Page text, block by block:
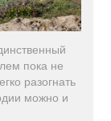
пока не
разогнать
можно и